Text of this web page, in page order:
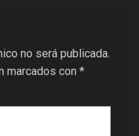
no será publicada.
marcados con *